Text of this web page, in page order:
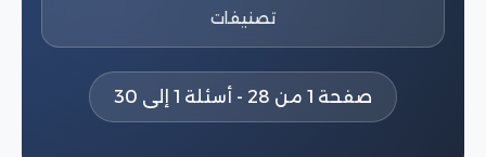
تصنيفات
صفحة 1 من 28 - أسئلة 1 إلى 30